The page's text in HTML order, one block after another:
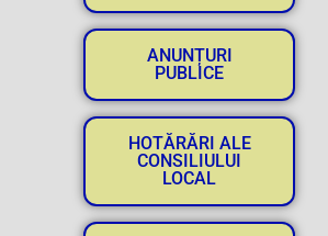
ANUNȚURI
PUBLICE
HOTĂRĂRI ALE
CONSILIULUI
LOCAL